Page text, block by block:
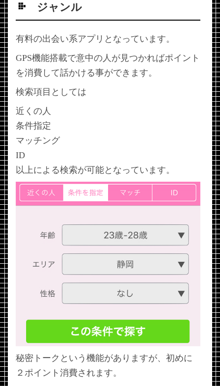
ジャンル
有料の出会い系アプリとなっています。
GPS機能搭載で意中の人が見つかればポイント
を消費して話かける事ができます。
検索項目としては
近くの人
条件指定
マッチング
ID
以上による検索が可能となっています。
秘密トークという機能がありますが、初めに
２ポイント消費されます。